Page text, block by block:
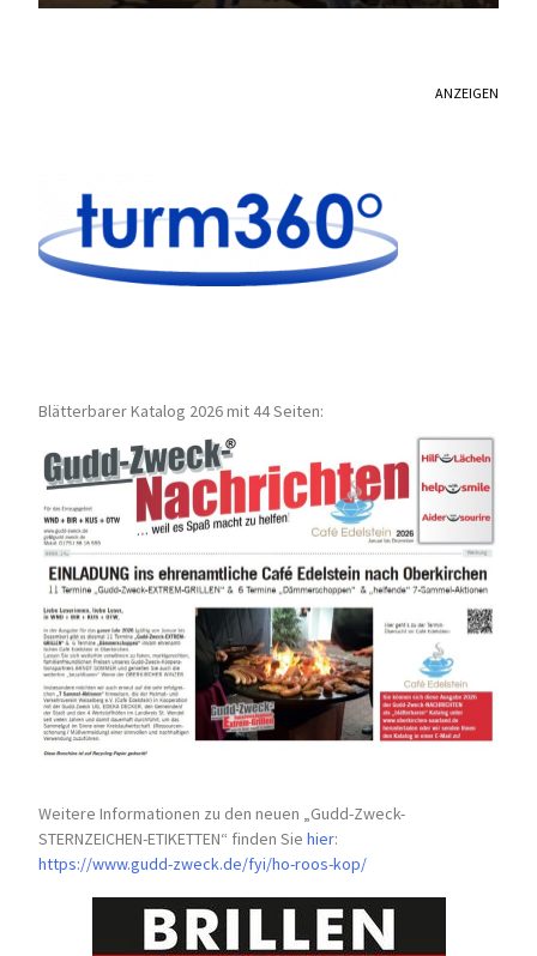
ANZEIGEN
Blätterbarer Katalog 2026 mit 44 Seiten:
Weitere Informationen zu den neuen „Gudd-Zweck-
STERNZEICHEN-ETIKETTEN“ finden Siehier:
https://www.gudd-zweck.de/fyi/ho-roos-kop/